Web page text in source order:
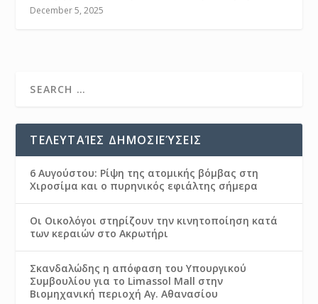
December 5, 2025
ΤΕΛΕΥΤΑΊΕΣ ΔΗΜΟΣΙΕΎΣΕΙΣ
6 Αυγούστου: Ρίψη της ατομικής βόμβας στη
Χιροσίμα και ο πυρηνικός εφιάλτης σήμερα
Οι Οικολόγοι στηρίζουν την κινητοποίηση κατά
των κεραιών στο Ακρωτήρι
Σκανδαλώδης η απόφαση του Υπουργικού
Συμβουλίου για το Limassol Mall στην
Βιομηχανική περιοχή Αγ. Αθανασίου